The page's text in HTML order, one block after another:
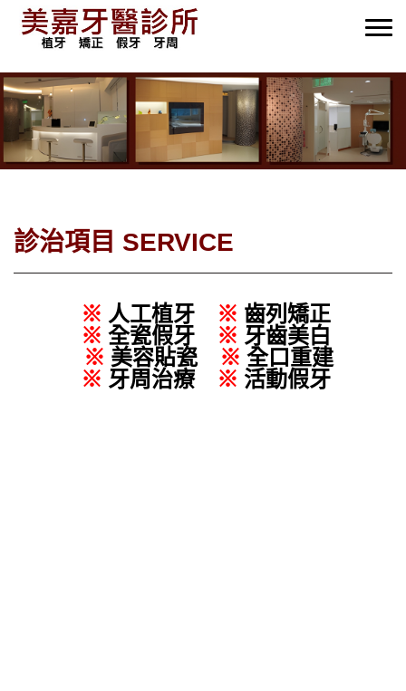
診治項目 SERVICE
※ 人工植牙 ※ ​齒列矯正
※ 全瓷假牙 ※ 牙齒美白
※ 美容貼瓷 ※ 全口重建 ​
※ 牙周治療 ​ ※ ​活動假牙